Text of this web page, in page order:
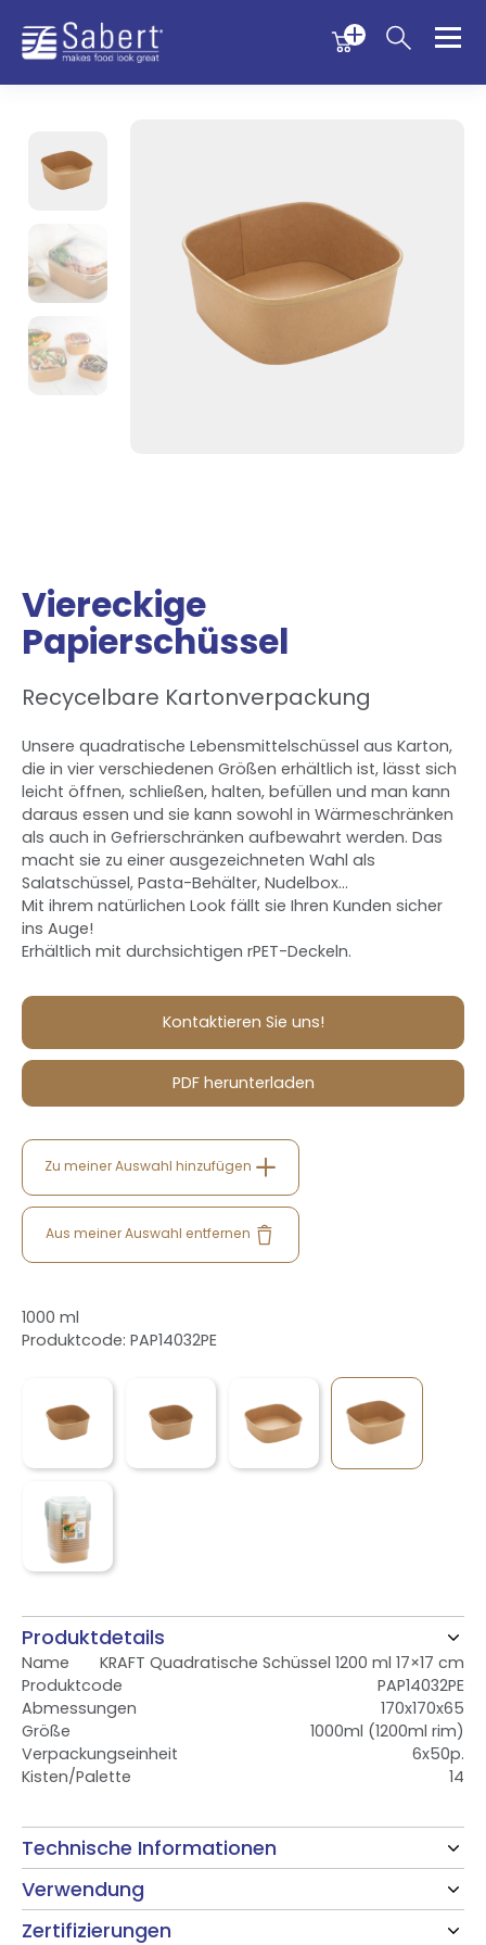
Menu
Sabert
Viereckige
Papierschüssel
Recycelbare Kartonverpackung
Unsere quadratische Lebensmittelschüssel aus Karton,
die in vier verschiedenen Größen erhältlich ist, lässt sich
leicht öffnen, schließen, halten, befüllen und man kann
daraus essen und sie kann sowohl in Wärmeschränken
als auch in Gefrierschränken aufbewahrt werden. Das
macht sie zu einer ausgezeichneten Wahl als
Salatschüssel, Pasta-Behälter, Nudelbox...
Mit ihrem natürlichen Look fällt sie Ihren Kunden sicher
ins Auge!
Erhältlich mit durchsichtigen rPET-Deckeln.
Kontaktieren Sie uns!
PDF herunterladen
Zu meiner Auswahl hinzufügen
Aus meiner Auswahl entfernen
1000 ml
Produktcode: PAP14032PE
Produktdetails
Name
KRAFT Quadratische Schüssel 1200 ml 17×17 cm
Produktcode
PAP14032PE
Abmessungen
170x170x65
Größe
1000ml (1200ml rim)
Verpackungseinheit
6x50p.
Kisten/Palette
14
Technische Informationen
Verwendung
Zertifizierungen